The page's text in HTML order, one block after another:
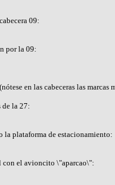
09:
por la 09:
en las cabeceras las
de la 27:
la plataforma de estacionamiento:
el avioncito \"aparcao\":